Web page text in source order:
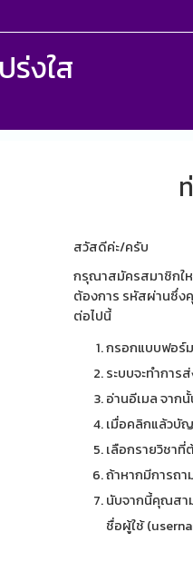
ร่งใส
สวัสดีค่ะ/ครับ
กรุณาสมัครสมาชิกให
ต้องการ รหัสผ่านซึ่ง
ต่อไปนี้
กรอกแบบฟอร์ม
ระบบจะทำการ
อ่านอีเมล จาก
เมื่อคลิกแล้วบั
เลือกรายวิชาที่
ถ้าหากมีการถา
นับจากนี้คุณสาม
ชื่อผู้ใช้